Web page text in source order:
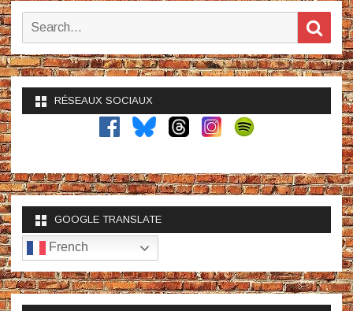
Search
RÉSEAUX SOCIAUX
GOOGLE TRANSLATE
French